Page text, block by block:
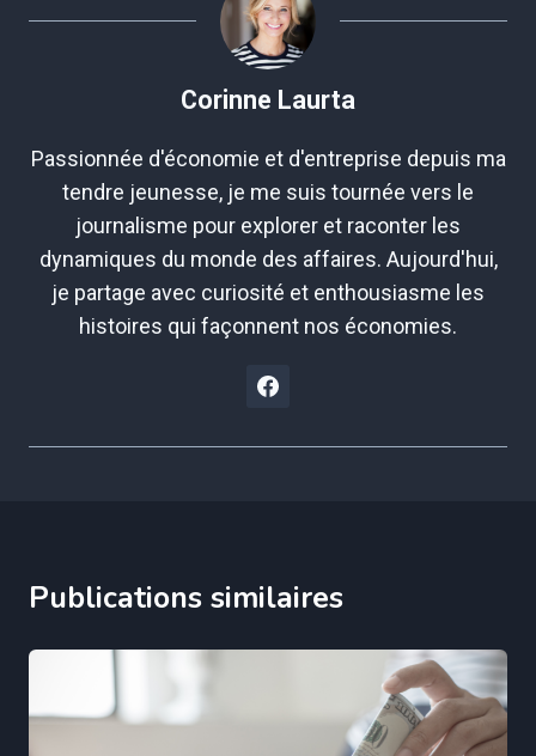
Corinne Laurta
Passionnée d'économie et d'entreprise depuis ma
tendre jeunesse, je me suis tournée vers le
journalisme pour explorer et raconter les
dynamiques du monde des affaires. Aujourd'hui,
je partage avec curiosité et enthousiasme les
histoires qui façonnent nos économies.
Publications similaires